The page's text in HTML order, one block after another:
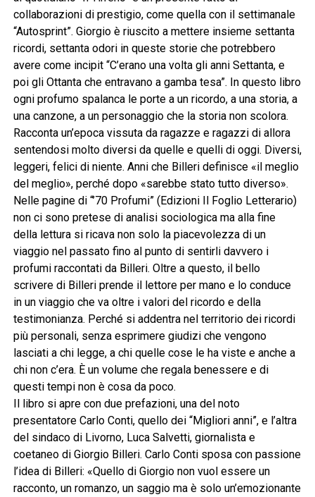
collaborazioni di prestigio, come quella con il settimanale
“Autosprint”. Giorgio è riuscito a mettere insieme settanta
ricordi, settanta odori in queste storie che potrebbero
avere come incipit “C’erano una volta gli anni Settanta, e
poi gli Ottanta che entravano a gamba tesa”. In questo libro
ogni profumo spalanca le porte a un ricordo, a una storia, a
una canzone, a un personaggio che la storia non scolora.
Racconta un’epoca vissuta da ragazze e ragazzi di allora
sentendosi molto diversi da quelle e quelli di oggi. Diversi,
leggeri, felici di niente. Anni che Billeri definisce «il meglio
del meglio», perché dopo «sarebbe stato tutto diverso».
Nelle pagine di “’70 Profumi” (Edizioni Il Foglio Letterario)
non ci sono pretese di analisi sociologica ma alla fine
della lettura si ricava non solo la piacevolezza di un
viaggio nel passato fino al punto di sentirli davvero i
profumi raccontati da Billeri. Oltre a questo, il bello
scrivere di Billeri prende il lettore per mano e lo conduce
in un viaggio che va oltre i valori del ricordo e della
testimonianza. Perché si addentra nel territorio dei ricordi
più personali, senza esprimere giudizi che vengono
lasciati a chi legge, a chi quelle cose le ha viste e anche a
chi non c’era. È un volume che regala benessere e di
questi tempi non è cosa da poco.
Il libro si apre con due prefazioni, una del noto
presentatore Carlo Conti, quello dei “Migliori anni”, e l’altra
del sindaco di Livorno, Luca Salvetti, giornalista e
coetaneo di Giorgio Billeri. Carlo Conti sposa con passione
l’idea di Billeri: «Quello di Giorgio non vuol essere un
racconto, un romanzo, un saggio ma è solo un’emozionante